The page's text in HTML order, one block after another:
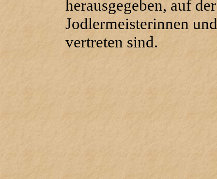
herausgegeben, auf
Jodlermeisterinnen
vertreten sind.